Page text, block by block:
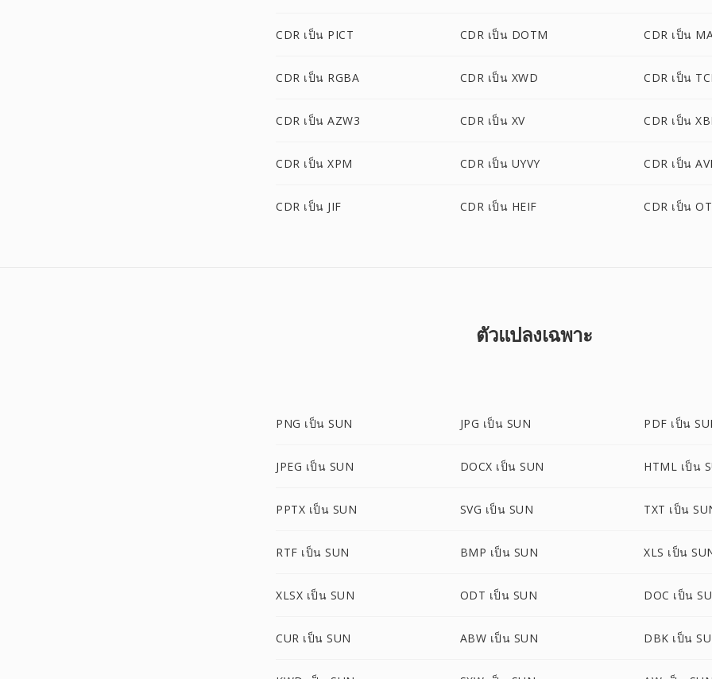
CDR เป็น PICT CDR เป็น DOTM CDR เป็น
CDR เป็น RGBA CDR เป็น XWD CDR เป็น
CDR เป็น AZW3 CDR เป็น XV CDR เป็น
CDR เป็น XPM CDR เป็น UYVY CDR เป็น
CDR เป็น JIF CDR เป็น HEIF CDR เป็น
ตัวแปลงเฉพาะ
PNG เป็น SUN JPG เป็น SUN PDF เป็น
JPEG เป็น SUN DOCX เป็น SUN HTML เป็น
PPTX เป็น SUN SVG เป็น SUN TXT เป็น
RTF เป็น SUN BMP เป็น SUN XLS เป็น
XLSX เป็น SUN ODT เป็น SUN DOC เป็น
CUR เป็น SUN ABW เป็น SUN DBK เป็น